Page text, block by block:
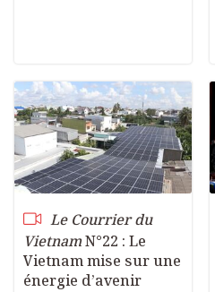
Le Courrier du
VietnamN°22 : Le
Vietnam mise sur une
énergie d’avenir